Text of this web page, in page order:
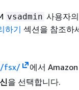
vsadmin 사용자
하기 섹션을 참조하
fsx/
에서
을 선택합니다.